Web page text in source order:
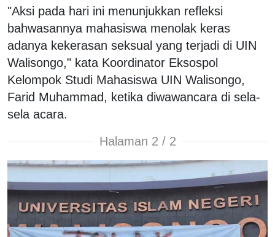
"Aksi pada hari ini menunjukkan refleksi
bahwasannya mahasiswa menolak keras
adanya kekerasan seksual yang terjadi di UIN
Walisongo," kata Koordinator Eksospol
Kelompok Studi Mahasiswa UIN Walisongo,
Farid Muhammad, ketika diwawancara di sela-
sela acara.
Halaman 2 / 2